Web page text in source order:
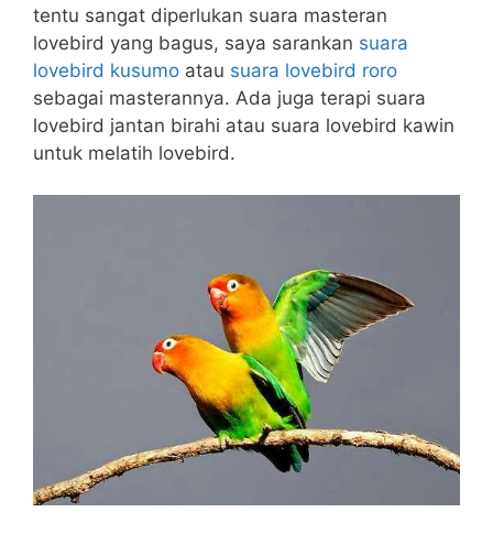
tentu sangat diperlukan suara masteran
lovebird yang bagus, saya sarankan suara
lovebird kusumo atau suara lovebird roro
sebagai masterannya. Ada juga terapi suara
lovebird jantan birahi atau suara lovebird kawin
untuk melatih lovebird.